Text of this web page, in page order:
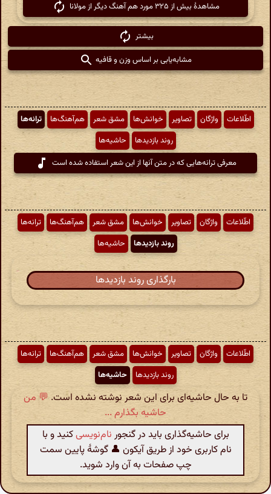
مشاهدهٔ بیش از ۳۲۵ مورد هم آهنگ دیگر از مولانا
بیشتر
مشابه‌یابی بر اساس وزن و قافیه
اطّلاعات واژگان تصاویر خوانش‌ها مشق شعر هم‌آهنگ‌ها
ترانه‌ها
روند بازدیدها
حاشیه‌ها
معرفی ترانه‌هایی که در متن آنها از این شعر استفاده شده است
اطّلاعات واژگان تصاویر خوانش‌ها مشق شعر هم‌آهنگ‌ها
ترانه‌ها
روند بازدیدها
حاشیه‌ها
بارگذاری روند بازدیدها
اطّلاعات واژگان تصاویر خوانش‌ها مشق شعر هم‌آهنگ‌ها
ترانه‌ها
روند بازدیدها
حاشیه‌ها
تا به حال حاشیه‌ای برای این شعر نوشته نشده است. 💬 من
حاشیه بگذارم ...
برای حاشیه‌گذاری باید در گنجور نام‌نویسیکنید و با
نام کاربری خود از طریق آیکون 👤 گوشهٔ پایین سمت
چپ صفحات به آن وارد شوید.